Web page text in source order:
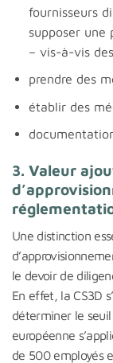
fournisseurs
supposer une
– vis-à-vis
prendre des
établir des
3. Valeur
Une distinction
le devoir de
En effet, la CS3D
déterminer le seuil
européenne
de 500 employés